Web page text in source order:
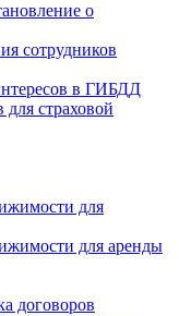
о
сотрудников
в ГИБДД
страховой
для
для аренды
договоров